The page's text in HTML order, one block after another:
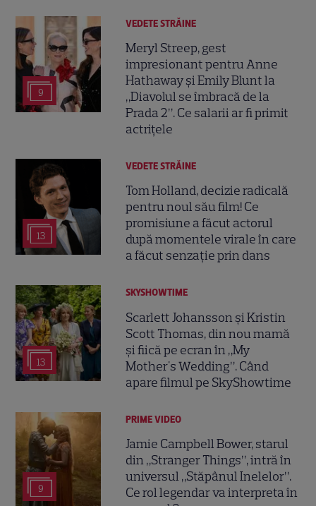
9
VEDETE STRĂINE
Meryl Streep, gest
impresionant pentru Anne
Hathaway și Emily Blunt la
„Diavolul se îmbracă de la
Prada 2”. Ce salarii ar fi primit
actrițele
13
VEDETE STRĂINE
Tom Holland, decizie radicală
pentru noul său film! Ce
promisiune a făcut actorul
după momentele virale în care
a făcut senzație prin dans
13
SKYSHOWTIME
Scarlett Johansson și Kristin
Scott Thomas, din nou mamă
și fiică pe ecran în „My
Mother's Wedding”. Când
apare filmul pe SkyShowtime
9
PRIME VIDEO
Jamie Campbell Bower, starul
din „Stranger Things”, intră în
universul „Stăpânul Inelelor”.
Ce rol legendar va interpreta în